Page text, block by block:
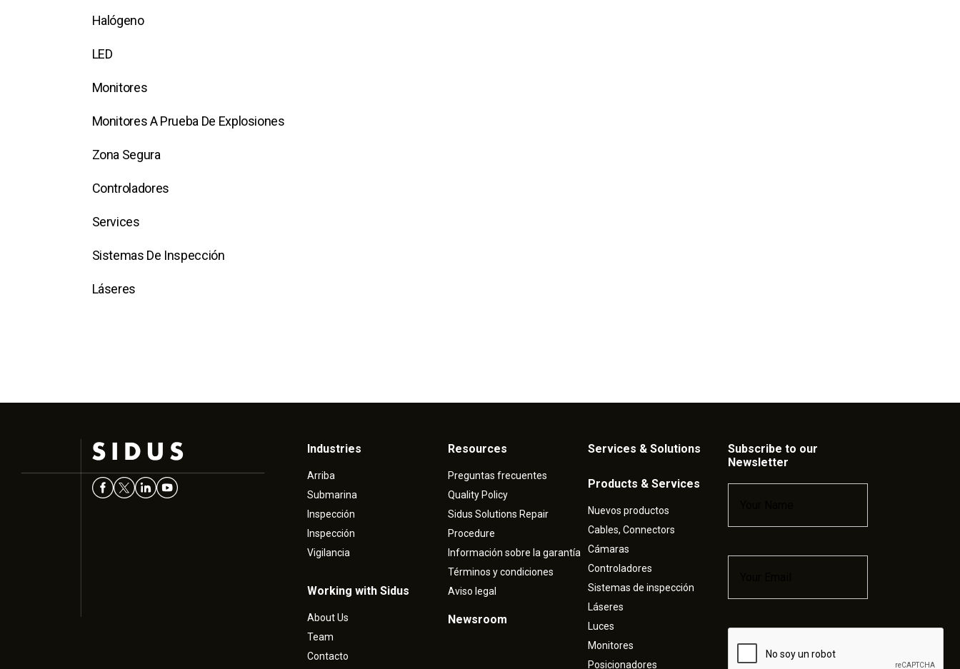
Halógeno
LED
Monitores
Monitores A Prueba De Explosiones
Zona Segura
Controladores
Services
Sistemas De Inspección
Láseres
Industries
Arriba
Submarina
Inspección
Inspección
Vigilancia
Working with Sidus
About Us
Team
Contacto
Resources
Preguntas frecuentes
Quality Policy
Sidus Solutions Repair
Procedure
Información sobre la garantía
Términos y condiciones
Aviso legal
Newsroom
Services & Solutions
Products & Services
Nuevos productos
Cables, Connectors
Cámaras
Controladores
Sistemas de inspección
Láseres
Luces
Monitores
Posicionadores
Subscribe to our
Newsletter